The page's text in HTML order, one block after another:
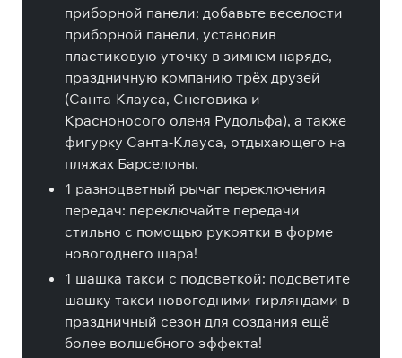
приборной панели: добавьте веселости
приборной панели, установив
пластиковую уточку в зимнем наряде,
праздничную компанию трёх друзей
(Санта-Клауса, Снеговика и
Красноносого оленя Рудольфа), а также
фигурку Санта-Клауса, отдыхающего на
пляжах Барселоны.
1 разноцветный рычаг переключения
передач: переключайте передачи
стильно с помощью рукоятки в форме
новогоднего шара!
1 шашка такси с подсветкой: подсветите
шашку такси новогодними гирляндами в
праздничный сезон для создания ещё
более волшебного эффекта!